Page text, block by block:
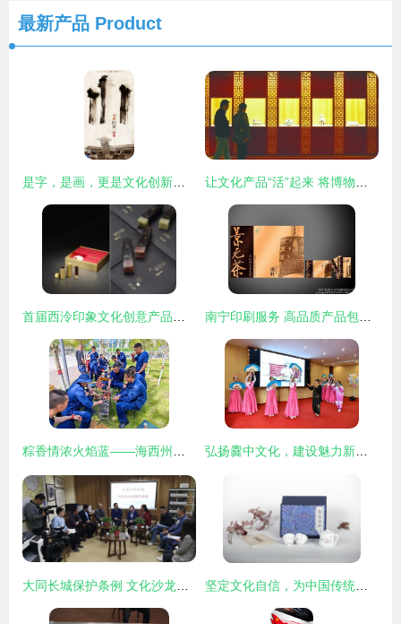
最新产品 Product
是字，是画，更是文化创新——论汉字图形化的艺术生命力 让文化产品“活”起来 将博物馆带回家的创新实践
首届西泠印象文化创意产品设计大赛 传承与创新的文化交融 南宁印刷服务 高品质产品包装盒定制与艺术活动策划一体化解决方案
粽香情浓火焰蓝——海西州消防救援支队端午节期间文化生活精彩纷呈 弘扬爨中文化，建设魅力新院 曲靖市中医医院2021年5·12国际护士节庆祝活动纪实
大同长城保护条例 文化沙龙第三期共献良策，艺术活动策划为保护赋能 坚定文化自信，为中国传统文化添彩 中宇力度致敬改革开放四十载艺术盛典